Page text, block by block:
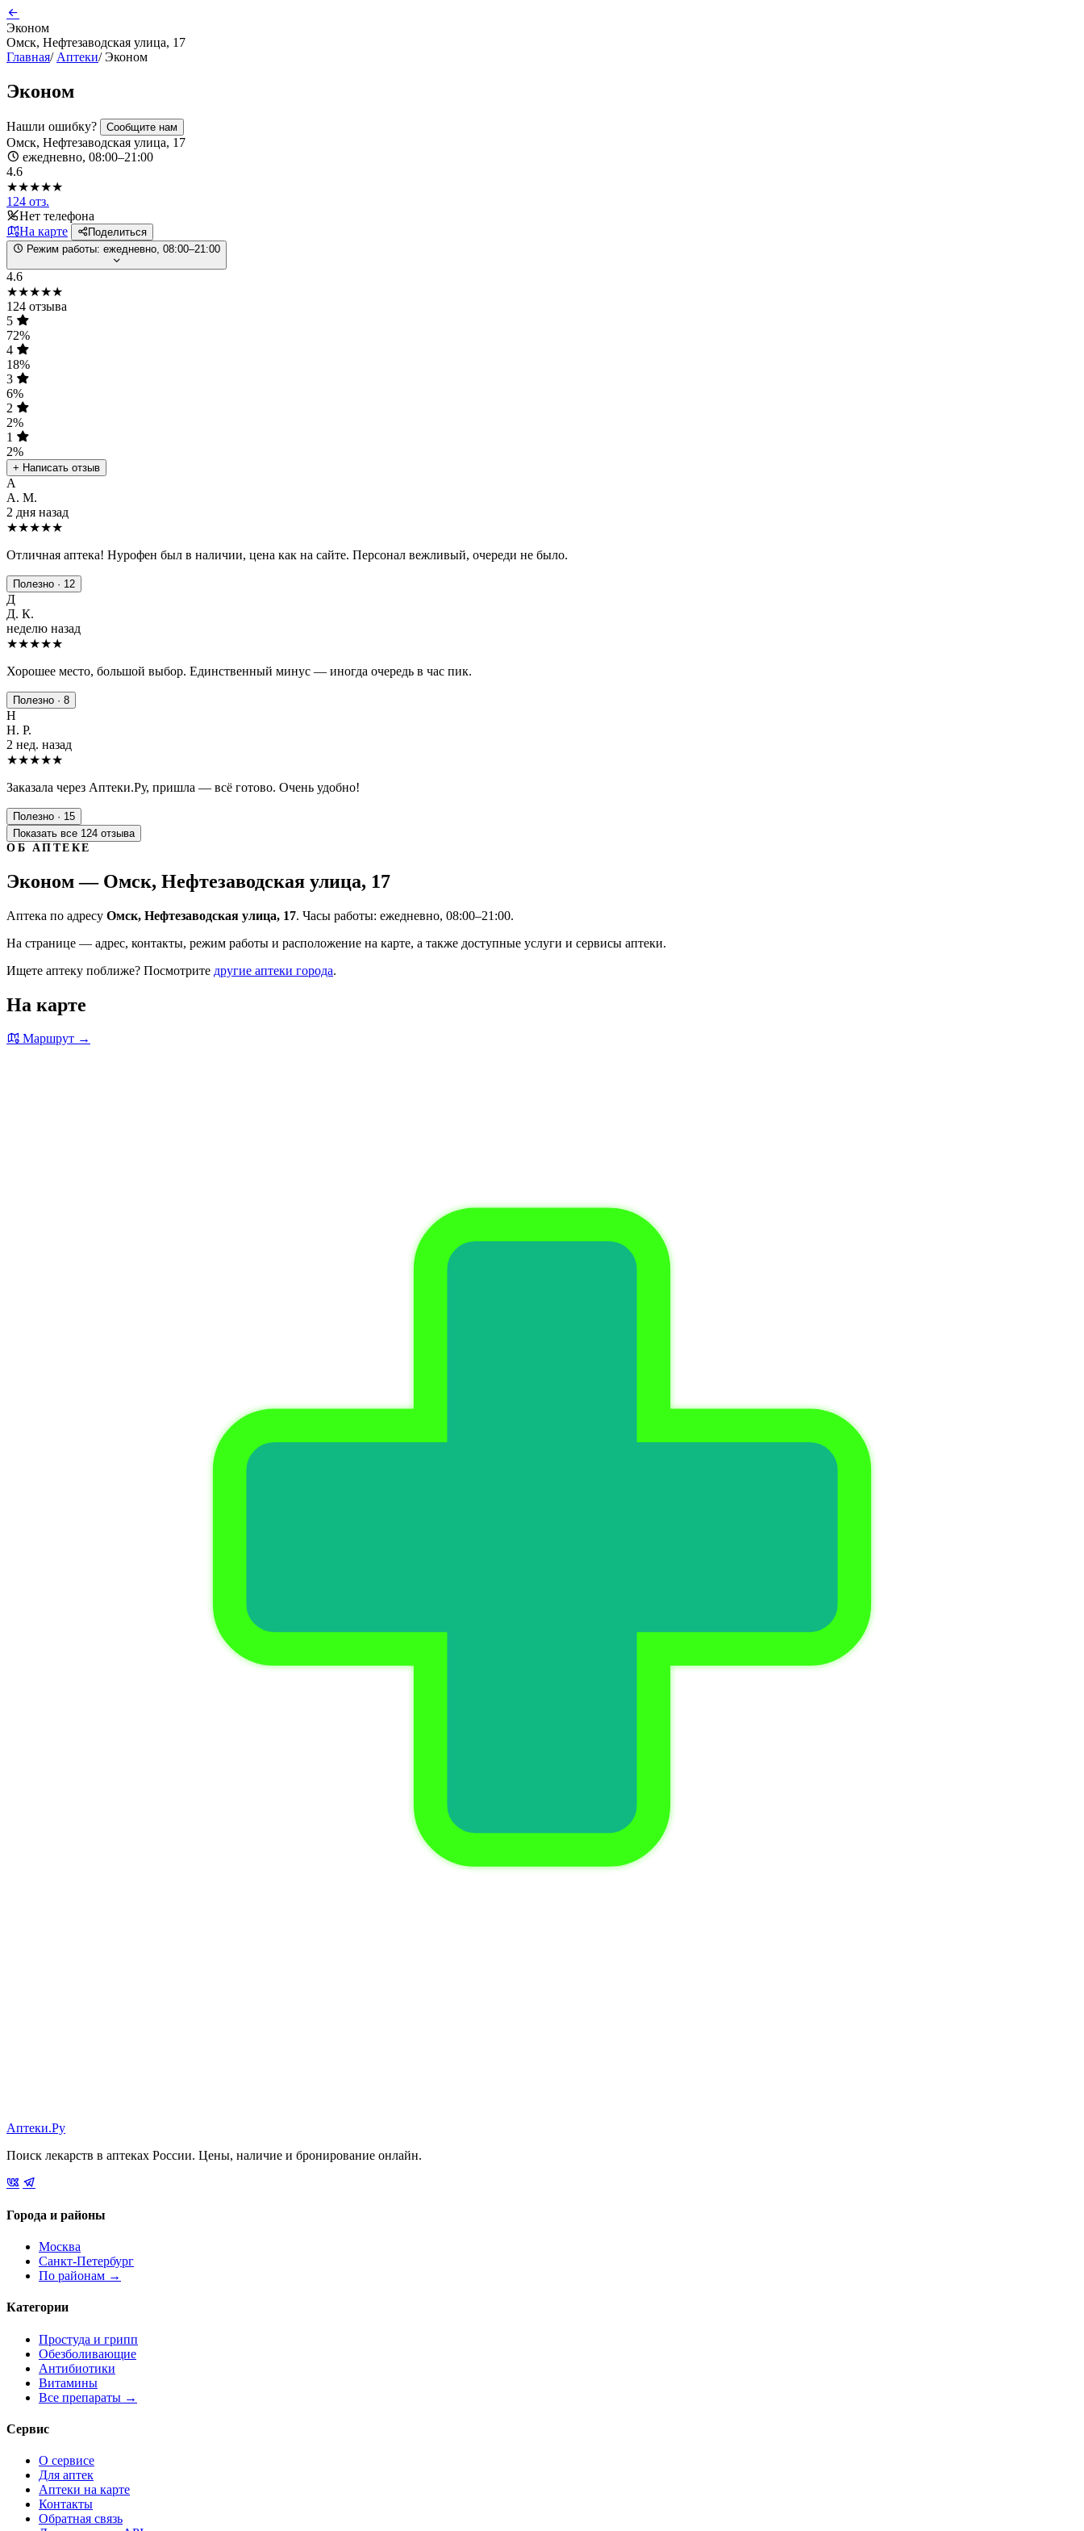
Эконом
Омск, Нефтезаводская улица, 17
Главная/ Аптеки/ Эконом
Эконом
Нашли ошибку? Сообщите нам
Омск, Нефтезаводская улица, 17
ежедневно, 08:00–21:00
4.6
★★★★★
124 отз.
Нет телефона
На карте
Поделиться
Режим работы: ежедневно, 08:00–21:00
4.6
★★★★★
124 отзыва
5
72%
4
18%
3
6%
2
2%
1
2%
+ Написать отзыв
А
А. М.
2 дня назад
★★★★★
Отличная аптека! Нурофен был в наличии, цена как на сайте. Персонал вежливый, очереди не было.
Полезно · 12
Д
Д. К.
неделю назад
★★★★★
Хорошее место, большой выбор. Единственный минус — иногда очередь в час пик.
Полезно · 8
Н
Н. Р.
2 нед. назад
★★★★★
Заказала через Аптеки.Ру, пришла — всё готово. Очень удобно!
Полезно · 15
Показать все 124 отзыва
ОБ АПТЕКЕ
Эконом — Омск, Нефтезаводская улица, 17
Аптека по адресу Омск, Нефтезаводская улица, 17. Часы работы: ежедневно, 08:00–21:00.
На странице — адрес, контакты, режим работы и расположение на карте, а также доступные услуги и сервисы аптеки.
Ищете аптеку поближе? Посмотрите другие аптеки города.
На карте
Маршрут →
Аптеки.Ру
Поиск лекарств в аптеках России. Цены, наличие и бронирование онлайн.
Города и районы
Москва
Санкт-Петербург
По районам →
Категории
Простуда и грипп
Обезболивающие
Антибиотики
Витамины
Все препараты →
Сервис
О сервисе
Для аптек
Аптеки на карте
Контакты
Обратная связь